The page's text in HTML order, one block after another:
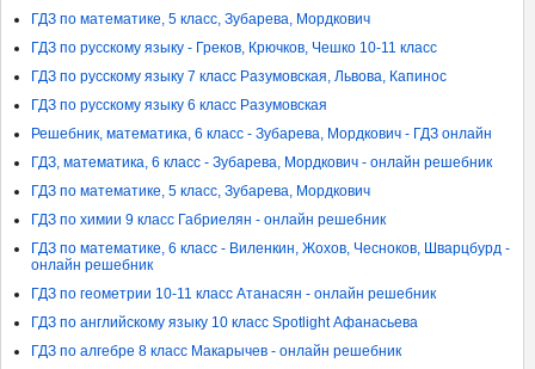
ГДЗ по математике, 5 класс, Зубарева, Мордкович
ГДЗ по русскому языку - Греков, Крючков, Чешко 10-11 класс
ГДЗ по русскому языку 7 класс Разумовская, Львова, Капинос
ГДЗ по русскому языку 6 класс Разумовская
Решебник, математика, 6 класс - Зубарева, Мордкович - ГДЗ онлайн
ГДЗ, математика, 6 класс - Зубарева, Мордкович - онлайн решебник
ГДЗ по математике, 5 класс, Зубарева, Мордкович
ГДЗ по химии 9 класс Габриелян - онлайн решебник
ГДЗ по математике, 6 класс - Виленкин, Жохов, Чесноков, Шварцбурд -
онлайн решебник
ГДЗ по геометрии 10-11 класс Атанасян - онлайн решебник
ГДЗ по английскому языку 10 класс Spotlight Афанасьева
ГДЗ по алгебре 8 класс Макарычев - онлайн решебник